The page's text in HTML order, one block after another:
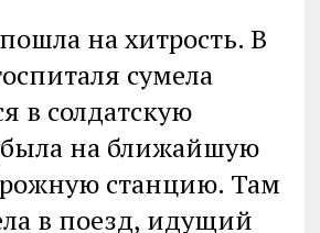
на хитрость. В
сумела
в солдатскую
на ближайшую
станцию. Там
в поезд, идущий